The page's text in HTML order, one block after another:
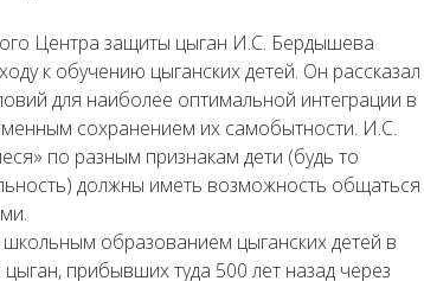
Центра защиты цыган И.С. Бердышева
к обучению цыганских детей. Он рассказал
для наиболее оптимальной интеграции в
сохранением их самобытности. И.С.
по разным признакам дети (будь то
должны иметь возможность общаться
образованием цыганских детей в
прибывших туда 500 лет назад через